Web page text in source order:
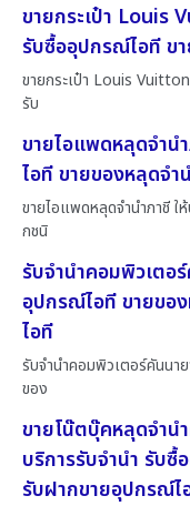
ขายกระเป๋า Louis
รับซื้ออุปกรณ์ไอที ข
ขายกระเป๋า Louis
รับ
ขายไอแพดหลุดจำน
ไอที ขายของหลุดจ
ขายไอแพดหลุดจำนำภาชี ใ
กชนิ
รับจำนำคอมพิวเตอ
อุปกรณ์ไอที ขายขอ
ไอที
รับจำนำคอมพิวเตอร์คันนา
ของ
ขายโน๊ตบุ๊คหลุดจำน
บริการรับจำนำ รับ
รับฝากขายอุปกรณ์ไ